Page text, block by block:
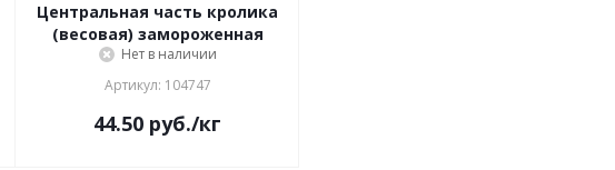
Центральная часть кролика
(весовая) замороженная
Нет в наличии
Артикул: 104747
44.50 руб./кг